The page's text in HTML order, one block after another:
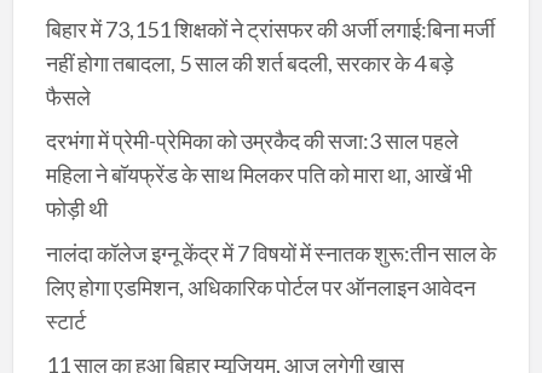
बिहार में 73,151 शिक्षकों ने ट्रांसफर की अर्जी लगाई:बिना मर्जी
नहीं होगा तबादला, 5 साल की शर्त बदली, सरकार के 4 बड़े
फैसले
दरभंगा में प्रेमी-प्रेमिका को उम्रकैद की सजा:3 साल पहले
महिला ने बॉयफ्रेंड के साथ मिलकर पति को मारा था, आखें भी
फोड़ी थी
नालंदा कॉलेज इग्नू केंद्र में 7 विषयों में स्नातक शुरू:तीन साल के
लिए होगा एडमिशन, अधिकारिक पोर्टल पर ऑनलाइन आवेदन
स्टार्ट
11 साल का हुआ बिहार म्यूजियम, आज लगेगी खास